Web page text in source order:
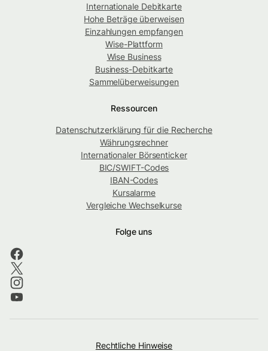
Internationale Debitkarte
Hohe Beträge überweisen
Einzahlungen empfangen
Wise-Plattform
Wise Business
Business-Debitkarte
Sammelüberweisungen
Ressourcen
Datenschutzerklärung für die Recherche
Währungsrechner
Internationaler Börsenticker
BIC/SWIFT-Codes
IBAN-Codes
Kursalarme
Vergleiche Wechselkurse
Folge uns
Rechtliche Hinweise